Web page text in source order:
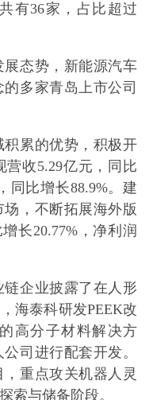
有36家，占比超过
态势，新能源汽车
多家青岛上市公司
累的优势，积极开
收5.29亿元，同比
同比增长88.9%。建
，不断拓展海外版
长20.77%，净利润
企业披露了在人形
海泰科研发PEEK改
高分子材料解决方
司进行配套开发。
重点攻关机器人灵
索与储备阶段。